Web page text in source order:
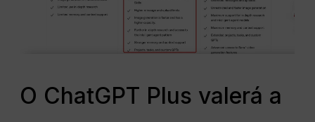
O ChatGPT Plus valerá a